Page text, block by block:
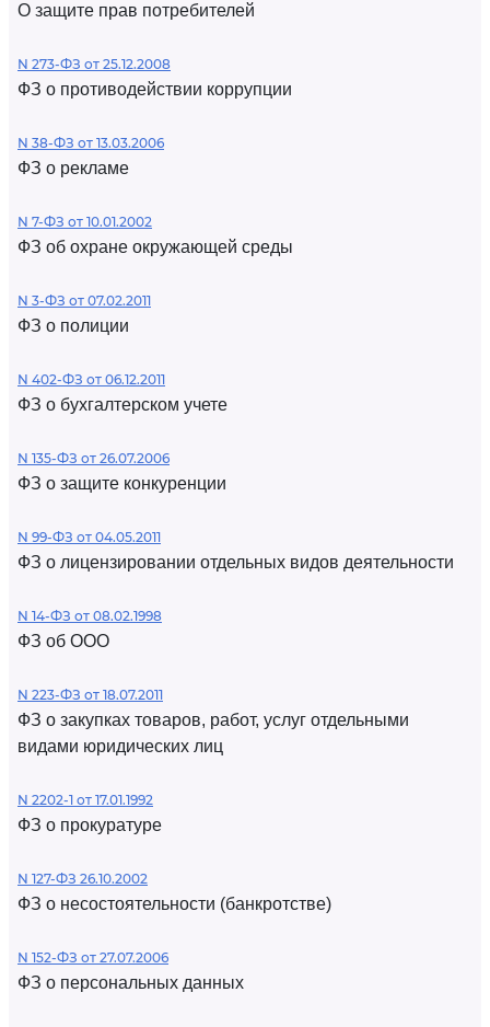
О защите прав потребителей
N 273-ФЗ от 25.12.2008
ФЗ о противодействии коррупции
N 38-ФЗ от 13.03.2006
ФЗ о рекламе
N 7-ФЗ от 10.01.2002
ФЗ об охране окружающей среды
N 3-ФЗ от 07.02.2011
ФЗ о полиции
N 402-ФЗ от 06.12.2011
ФЗ о бухгалтерском учете
N 135-ФЗ от 26.07.2006
ФЗ о защите конкуренции
N 99-ФЗ от 04.05.2011
ФЗ о лицензировании отдельных видов деятельности
N 14-ФЗ от 08.02.1998
ФЗ об ООО
N 223-ФЗ от 18.07.2011
ФЗ о закупках товаров, работ, услуг отдельными
видами юридических лиц
N 2202-1 от 17.01.1992
ФЗ о прокуратуре
N 127-ФЗ 26.10.2002
ФЗ о несостоятельности (банкротстве)
N 152-ФЗ от 27.07.2006
ФЗ о персональных данных